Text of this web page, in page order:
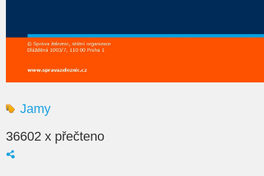
Jamy
36602 x přečteno